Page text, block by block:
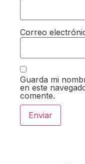
Correo
Guarda mi
en este
comente.